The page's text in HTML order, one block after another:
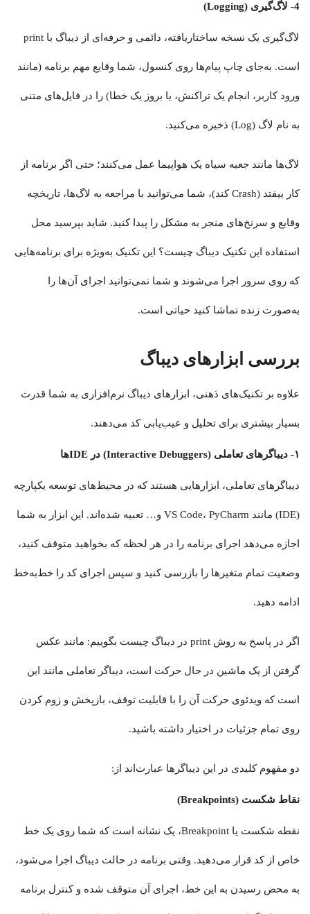
4- لاگ‌گیری (Logging)
لاگ‌گیری یک نسخه ساختاریافته، دائمی و حرفه‌ای از دیباگ با print
است. به‌جای چاپ پیام‌ها روی کنسول، شما وقایع مهم برنامه (مانند
ورود کاربر، انجام یک تراکنش، یا بروز یک خطا) را در فایل‌های متنی
به نام لاگ (Log) ذخیره می‌کنید.
لاگ‌ها مانند جعبه سیاه یک هواپیما عمل می‌کنند؛ حتی اگر برنامه از
کار بیفتد (Crash کند)، شما می‌توانید با مراجعه به لاگ‌ها، تاریخچه
وقایع و سرنخ‌های منجر به مشکل را پیدا کنید. شاید بپرسید محل
استفاده این تکنیک دیباگ چیست؟ این تکنیک به‌ویژه برای برنامه‌هایی
که روی سرور اجرا می‌شوند و شما نمی‌توانید اجرای آن‌ها را
به‌صورت زنده تماشا کنید حیاتی است.
بررسی ابزارهای دیباگ
علاوه بر تکنیک‌های ذهنی، ابزارهای دیباگ نرم‌افزاری به شما قدرت
بسیار بیشتری برای تحلیل و عیب‌یابی کد می‌دهند.
۱- دیباگرهای تعاملی (Interactive Debuggers) در IDEها
دیباگرهای تعاملی، ابزارهایی هستند که در محیط‌های توسعه یکپارچه
(IDE) مانند VS Code، PyCharm و… تعبیه شده‌اند. این ابزار به شما
اجازه می‌دهد اجرای برنامه را در هر لحظه که بخواهید متوقف کنید،
وضعیت تمام متغیرها را بازرسی کنید و سپس اجرای کد را خط‌به‌خط
ادامه دهید.
اگر در پاسخ به روش print در دیباگ چیست بگوییم: مانند عکس
گرفتن از یک ماشین در حال حرکت است، دیباگر تعاملی مانند این
است که ویدئوی حرکت آن را با قابلیت توقف، بازپخش و زوم کردن
روی تمام جزئیات در اختیار داشته باشید.
دو مفهوم کلیدی در این دیباگرها عبارت‌اند از:
نقاط شکست (Breakpoints)
نقطه شکست یا Breakpoint، یک نشانه است که شما روی یک خط
خاص از کد قرار می‌دهید. وقتی برنامه در حالت دیباگ اجرا می‌شود،
به محض رسیدن به این خط، اجرای آن متوقف شده و کنترل برنامه